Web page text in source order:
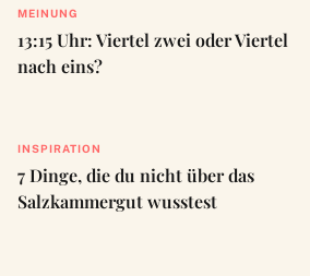
MEINUNG
13:15 Uhr: Viertel zwei oder Viertel
nach eins?
INSPIRATION
7 Dinge, die du nicht über das
Salzkammergut wusstest